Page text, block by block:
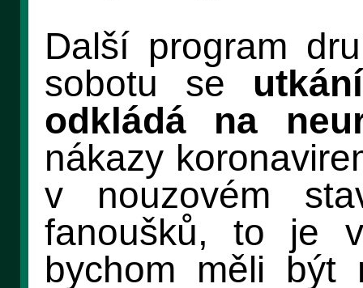
Další program
sobotu se
odkládá na
nákazy
v nouzovém
fanoušků, to je
bychom měli být